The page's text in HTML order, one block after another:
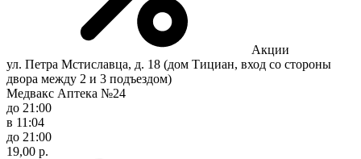
Акции
ул. Петра Мстиславца, д. 18 (дом Тициан, вход со стороны
двора между 2 и 3 подъездом)
Медвакс Аптека №24
до 21:00
в 11:04
до 21:00
19,00 р.